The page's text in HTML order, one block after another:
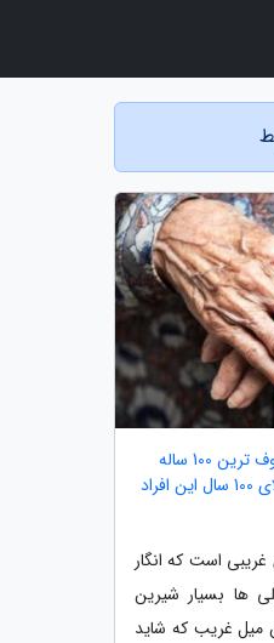
یک ایرانی در بین معروف ترین 100 ساله
های جهان ، راز عمر بالای 100 سال این افراد
است که انگار
ها بسیار شیرین
غریب که شاید